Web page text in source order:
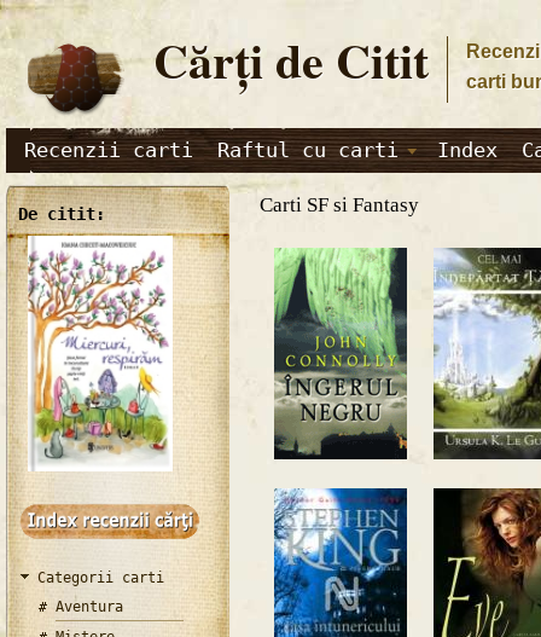
Cărţi de Citit
carti
Recenzii carti Raftul cu carti Index
De citit:
Categorii carti
Aventura
Carti SF si Fantasy